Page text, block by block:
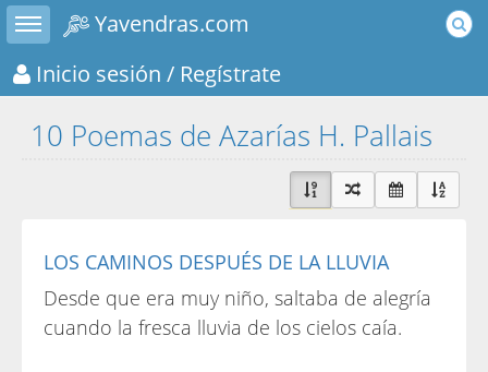
Toggle sidebar
Yavendras.com
Inicio sesión / Regístrate
10 Poemas de Azarías H. Pallais
LOS CAMINOS DESPUÉS DE LA LLUVIA
Desde que era muy niño, saltaba de alegría
cuando la fresca lluvia de los cielos caía.